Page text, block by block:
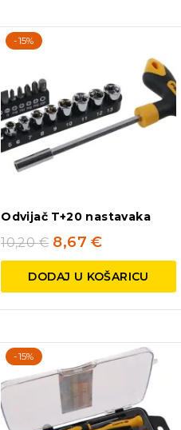
-15%
Odvijač T+20 nastavaka
10,20€ 8,67€
DODAJ U KOŠARICU
-15%